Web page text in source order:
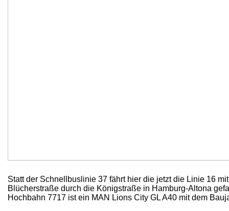
Statt der Schnellbuslinie 37 fährt hier die jetzt die Linie 16
Blücherstraße durch die Königstraße in Hamburg-Altona
Hochbahn 7717 ist ein MAN Lions City GL A40 mit dem